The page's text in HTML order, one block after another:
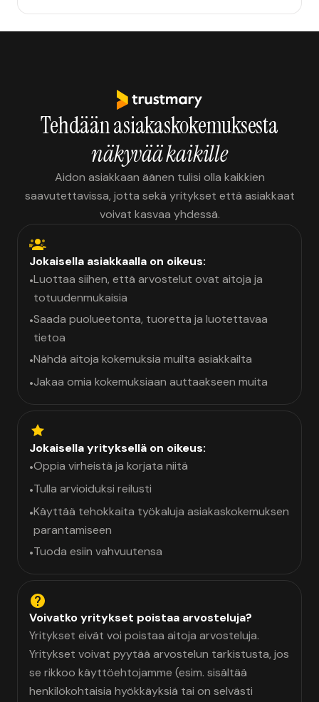
Tehdään asiakaskokemuksesta
näkyvää kaikille
Aidon asiakkaan äänen tulisi olla kaikkien
saavutettavissa, jotta sekä yritykset että asiakkaat
voivat kasvaa yhdessä.
Jokaisella asiakkaalla on oikeus:
•Luottaa siihen, että arvostelut ovat aitoja ja
totuudenmukaisia
•Saada puolueetonta, tuoretta ja luotettavaa
tietoa
•Nähdä aitoja kokemuksia muilta asiakkailta
•Jakaa omia kokemuksiaan auttaakseen muita
Jokaisella yrityksellä on oikeus:
•Oppia virheistä ja korjata niitä
•Tulla arvioiduksi reilusti
•Käyttää tehokkaita työkaluja asiakaskokemuksen
parantamiseen
•Tuoda esiin vahvuutensa
Voivatko yritykset poistaa arvosteluja?
Yritykset eivät voi poistaa aitoja arvosteluja.
Yritykset voivat pyytää arvostelun tarkistusta, jos
se rikkoo käyttöehtojamme (esim. sisältää
henkilökohtaisia hyökkäyksiä tai on selvästi